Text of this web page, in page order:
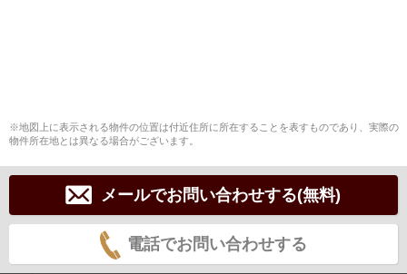
※地図上に表示される物件の位置は付近住所に所在することを表すものであり、実際の
物件所在地とは異なる場合がございます。
メールでお問い合わせする(無料)
電話でお問い合わせする